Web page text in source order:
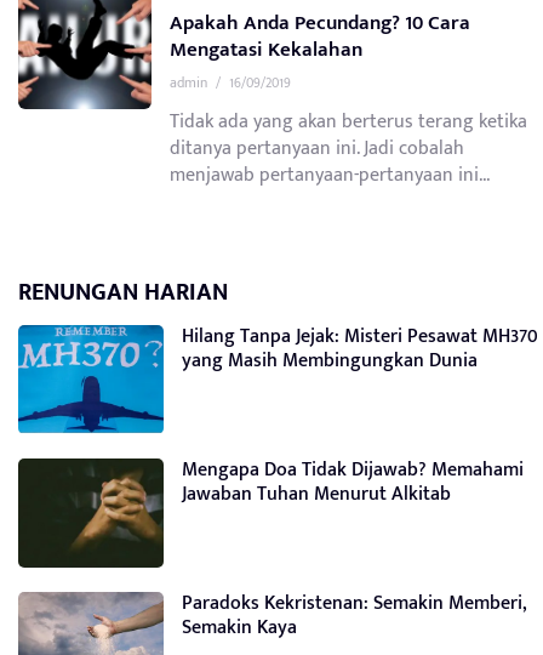
Apakah Anda Pecundang? 10 Cara
Mengatasi Kekalahan
admin / 16/09/2019
Tidak ada yang akan berterus terang ketika
ditanya pertanyaan ini. Jadi cobalah
menjawab pertanyaan-pertanyaan ini...
RENUNGAN HARIAN
Hilang Tanpa Jejak: Misteri Pesawat MH370
yang Masih Membingungkan Dunia
Mengapa Doa Tidak Dijawab? Memahami
Jawaban Tuhan Menurut Alkitab
Paradoks Kekristenan: Semakin Memberi,
Semakin Kaya